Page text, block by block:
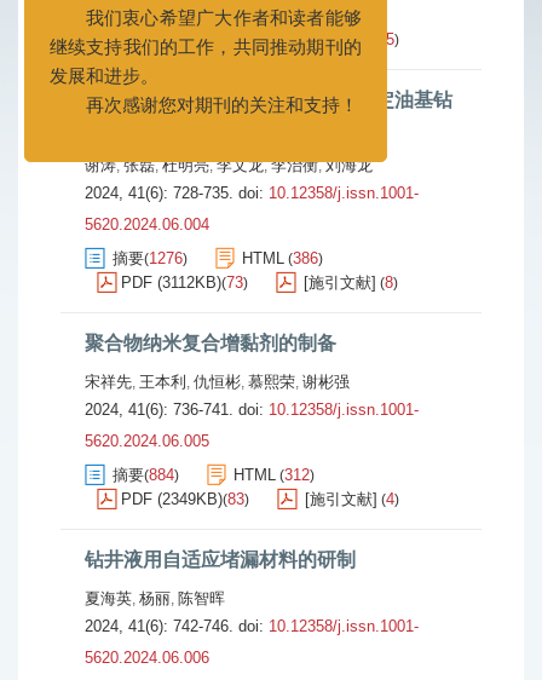
摘要(1381) HTML(497)
PDF (3499KB) 81) [施引文献] 5)
悬浮稳定关键材料及超高温长效稳定油基钻
谢涛,张磊,杜明亮,李文龙,李治衡,刘海龙
2024, 41(6): 728-735. doi: 10.12358/j.issn.1001-
5620.2024.06.004
摘要(1276) HTML (386)
PDF (3112KB)(73) [施引文献] (8)
聚合物纳米复合增黏剂的制备
宋祥先, 王本利 , 仇恒彬, 慕熙荣, 谢彬强
2024, 41(6): 736-741. doi: 10.12358/j.issn.1001-
5620.2024.06.005
摘要(884) HTML (312)
PDF (2349KB)(83) [施引文献] (4)
钻井液用自适应堵漏材料的研制
夏海英, 杨丽, 陈智晖
2024, 41(6): 742-746. doi: 10.12358/j.issn.1001-
5620.2024.06.006
022-25275527
我们衷心希望广大作者和读者能够
继续支持我们的工作，共同推动期刊的
发展和进步。